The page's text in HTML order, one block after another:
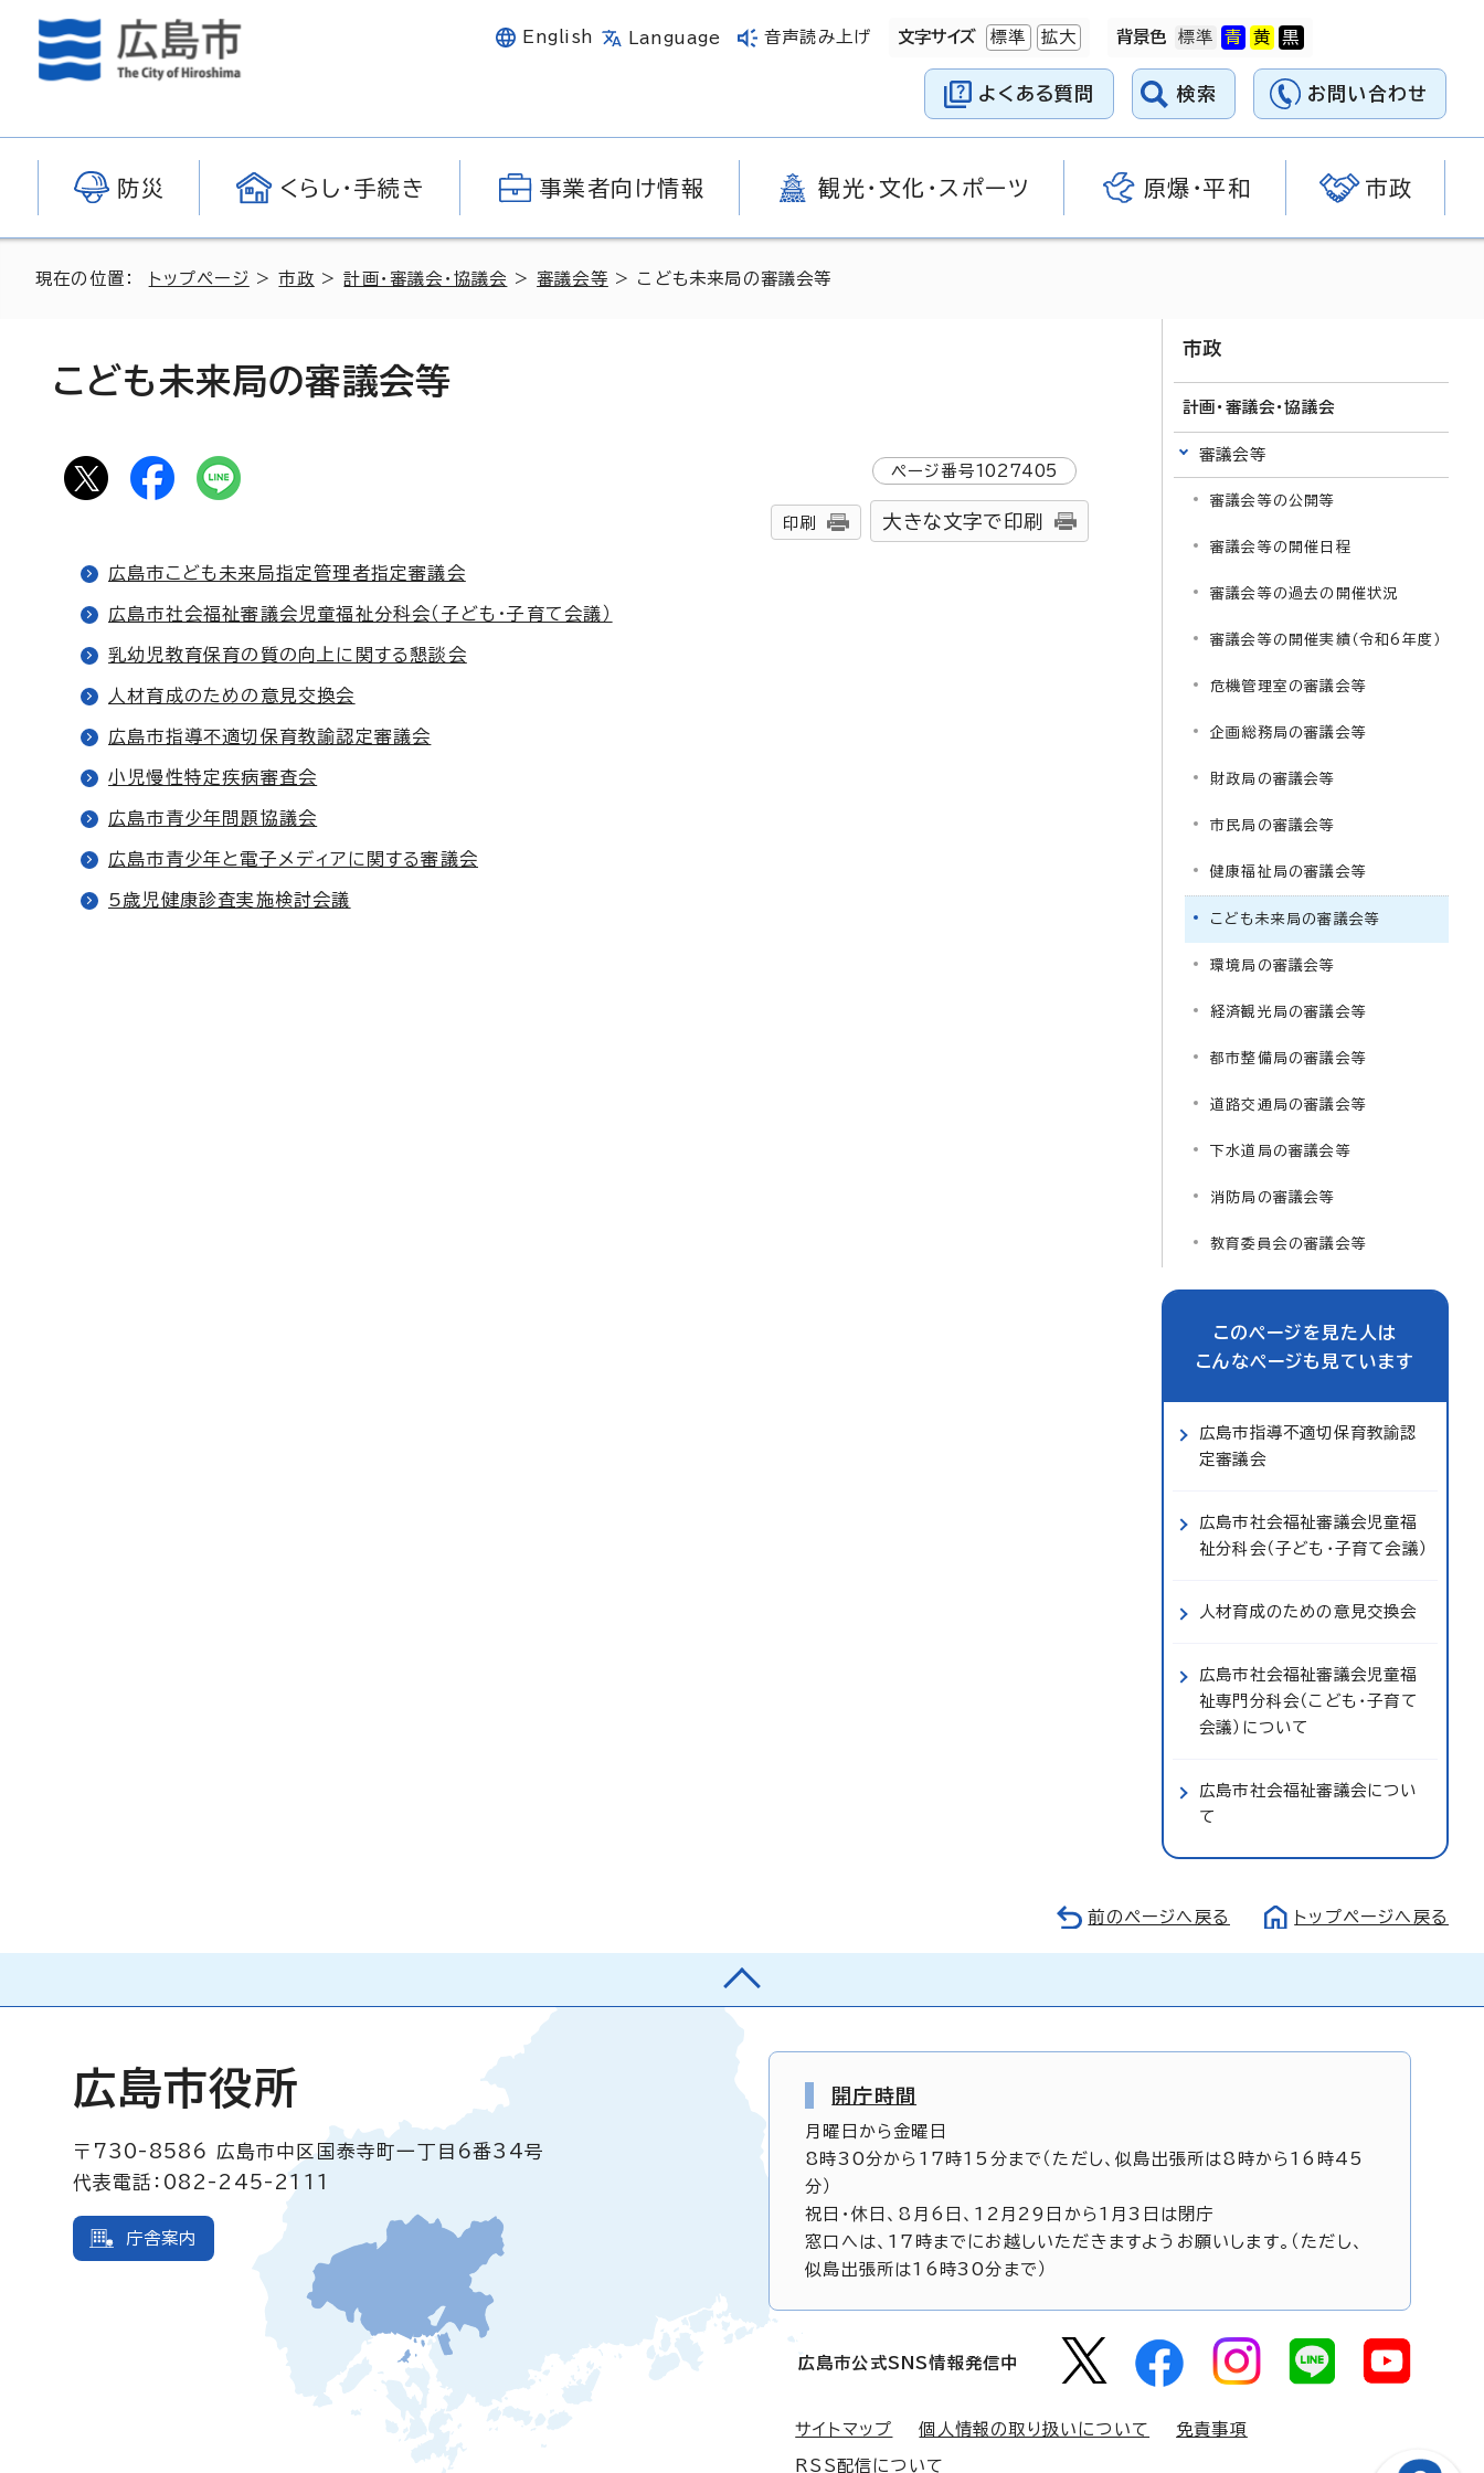
English Language 音声読み上げ 文字サイズ 標準 拡大 背景色
よくある質問 検索 お問い合わせ
防災 くらし・手続き 事業者向け情報 観光・文化・スポーツ 原爆・平和 市政
現在の位置： トップページ >市政 >計画・審議会・協議会 >審議会等 > こども未来局の審議会等
こども未来局の審議会等
ページ番号1027405
印刷 大きな文字で印刷
広島市こども未来局指定管理者指定審議会
広島市社会福祉審議会児童福祉分科会（子ども・子育て会議）
乳幼児教育保育の質の向上に関する懇談会
人材育成のための意見交換会
広島市指導不適切保育教諭認定審議会
小児慢性特定疾病審査会
広島市青少年問題協議会
広島市青少年と電子メディアに関する審議会
5歳児健康診査実施検討会議
市政
計画・審議会・協議会
審議会等
審議会等の公開等
審議会等の開催日程
審議会等の過去の開催状況
審議会等の開催実績（令和6年度）
危機管理室の審議会等
企画総務局の審議会等
財政局の審議会等
市民局の審議会等
健康福祉局の審議会等
こども未来局の審議会等
環境局の審議会等
経済観光局の審議会等
都市整備局の審議会等
道路交通局の審議会等
下水道局の審議会等
消防局の審議会等
教育委員会の審議会等
このページを見た人は
こんなページも見ています
広島市指導不適切保育教諭認
定審議会
広島市社会福祉審議会児童福
祉分科会（子ども・子育て会議）
人材育成のための意見交換会
広島市社会福祉審議会児童福
祉専門分科会（こども・子育て
会議）について
広島市社会福祉審議会につい
て
前のページへ戻る トップページへ戻る
広島市役所
〒730-8586
広島市中区国泰寺町一丁目6番34号
代表電話：082-245-2111
庁舎案内
開庁時間
月曜日から金曜日
8時30分から17時15分まで（ただし、似島出張所は8時から16時45
分）
祝日・休日、8月6日、12月29日から1月3日は閉庁
窓口へは、17時までにお越しいただきますようお願いします。（ただし、
似島出張所は16時30分まで）
広島市公式SNS情報発信中
サイトマップ 個人情報の取り扱いについて 免責事項
RSS配信について